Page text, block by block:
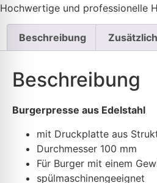
Hochwertige und professionelle
Beschreibung
Beschreibung
Burgerpresse aus Edelstahl
mit Druckplatte aus
Durchmesser 100 mm
Für Burger mit einem
spülmaschinengeeignet